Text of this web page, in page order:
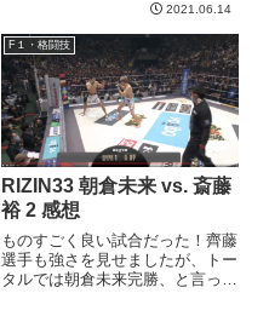
した。面白かった。悲喜こもごも
で複雑ですが面白かった。圧倒的
に濃い大会でしたが、その中でも
濃厚だったメイン２試合のレビ
ュ...
2021.06.14
F１・格闘技
RIZIN33 朝倉未来 vs. 斎藤
裕 2 感想
ものすごく良い試合だった！齊藤
選手も強さを見せましたが、トー
タルでは朝倉未来完勝、と言って